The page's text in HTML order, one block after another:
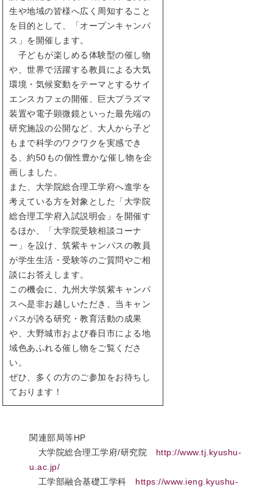
生や地域の皆様へ広く周知すること
を目的として、「オープンキャンパ
ス」を開催します。
子どもが楽しめる体験型の催し物
や、世界で活躍する教員による大気
環境・気候変動をテーマとするサイ
エンスカフェの開催、巨大プラズマ
装置や電子顕微鏡といった最先端の
研究施設の公開など、大人から子ど
もまで科学のワクワクを実感でき
る、約50もの個性豊かな催し物を企
画しました。
また、大学院総合理工学府へ進学を
考えている方を対象とした「大学院
総合理工学府入試説明会」を開催す
るほか、「大学院受験相談コーナ
ー」を設け、筑紫キャンパスの教員
が学生生活・受験等のご質問やご相
談にお答えします。
この機会に、九州大学筑紫キャンパ
スへ是非お越しいただき、当キャン
パスが誇る研究・教育活動の成果
や、大野城市および春日市による地
域色あふれる催し物をご覧くださ
い。
ぜひ、多くの方のご参加をお待ちし
ております！
関連部局等HP
大学院総合理工学府/研究院 http://www.tj.kyushu-
u.ac.jp/
工学部融合基礎工学科 https://www.ieng.kyushu-